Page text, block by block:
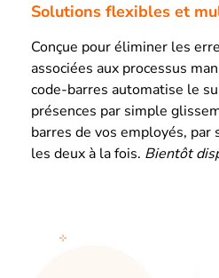
Solutions flexibles et
Conçue pour éliminer les
associées aux processus
code-barres automatise le
présences par simple
barres de vos employés, par
les deux à la fois. Bientôt